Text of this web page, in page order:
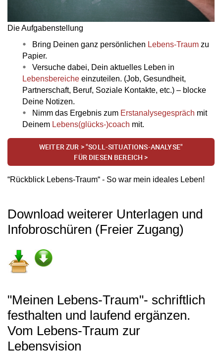
Die Aufgabenstellung
Bring Deinen ganz persönlichen Lebens-Traum zu
Papier.
Versuche dabei, Dein aktuelles Leben in
Lebensbereiche einzuteilen. (Job, Gesundheit,
Partnerschaft, Beruf, Soziale Kontakte, etc.) – blocke
Deine Notizen.
Nimm das Ergebnis zum Erstanalysegespräch mit
Deinem Lebens(glücks-)coach mit.
WEITER ZUR > "SOLL-SITUATIONS-ANALYSE"
FÜR DIESEN BEREICH >
“Rückblick Lebens-Traum“ - So war mein ideales Leben!
Download weiterer Unterlagen und
Infobroschüren (Freier Zugang)
"Meinen Lebens-Traum"- schriftlich
festhalten und laufend ergänzen.
Vom Lebens-Traum zur
Lebensvision